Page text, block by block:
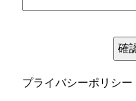
プライバシーポリシー